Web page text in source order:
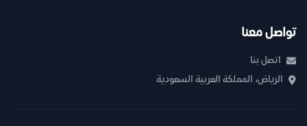
تواصل معنا
اتصل بنا
الرياض، المملكة العربية السعودية